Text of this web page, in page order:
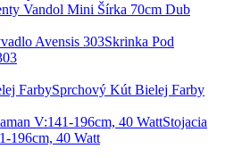
Vandol Mini Šírka 70cm Dub
Skrinka Pod
Sprchový Kút Bielej Farby
Stojacia
196cm, 40 Watt